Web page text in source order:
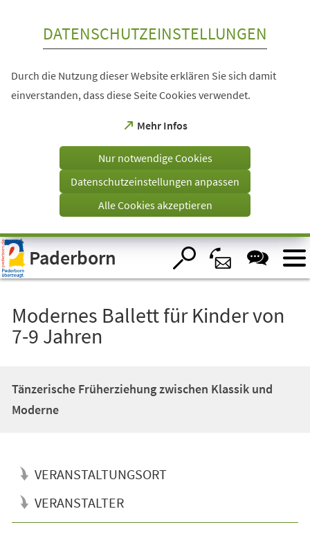
Visuelle
Assistenzsoftware
öffnen.
DATENSCHUTZEINSTELLUNGEN
Durch die Nutzung dieser Website erklären Sie sich damit
einverstanden, dass diese Seite Cookies verwendet.
Mehr Infos
(Öffnet
einem
Tab)
Nur notwendige Cookies
Datenschutzeinstellungen anpassen
Alle Cookies akzeptieren
Paderborn
Modernes Ballett für Kinder von
7-9 Jahren
Tänzerische Früherziehung zwischen Klassik und
Moderne
VERANSTALTUNGSORT
VERANSTALTER